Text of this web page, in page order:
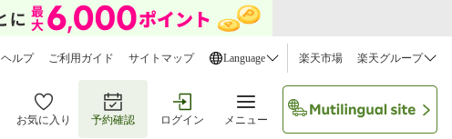
ヘルプ ご利用ガイド サイトマップ Language 楽天市場 楽天グループ
お気に入り 予約確認 ログイン メニュー